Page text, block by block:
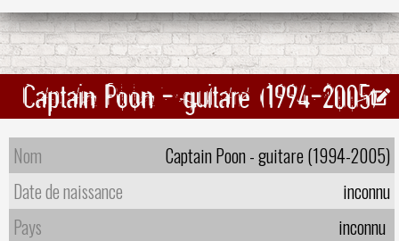
Captain Poon - guitare (1994-2005)
Nom
Captain Poon - guitare (1994-2005)
Date de naissance
inconnu
Pays
inconnu